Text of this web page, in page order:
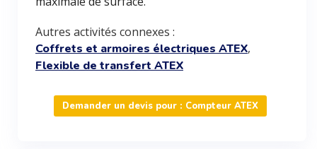
Autres activités connexes :
Coffrets et armoires électriques ATEX,
Flexible de transfert ATEX
Demander un devis pour : Compteur ATEX